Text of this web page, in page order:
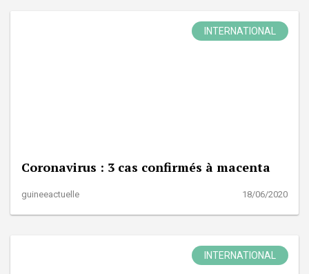
INTERNATIONAL
Coronavirus : 3 cas confirmés à macenta
guineeactuelle 18/06/2020
INTERNATIONAL